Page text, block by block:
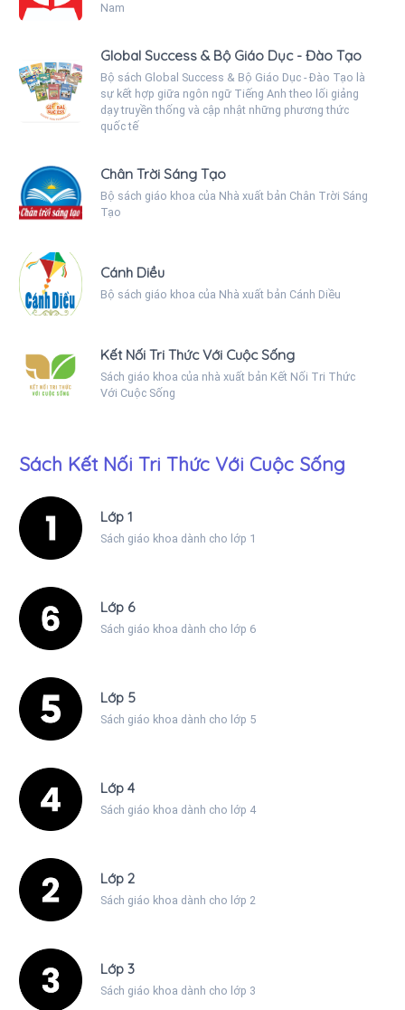
Nam
Global Success & Bộ Giáo Dục - Đào Tạo
Bộ sách Global Success & Bộ Giáo Dục - Đào Tạo là
sự kết hợp giữa ngôn ngữ Tiếng Anh theo lối giảng
dạy truyền thống và cập nhật những phương thức
quốc tế
Chân Trời Sáng Tạo
Bộ sách giáo khoa của Nhà xuất bản Chân Trời Sáng
Tạo
Cánh Diều
Bộ sách giáo khoa của Nhà xuất bản Cánh Diều
Kết Nối Tri Thức Với Cuộc Sống
Sách giáo khoa của nhà xuất bản Kết Nối Tri Thức
Với Cuộc Sống
Sách Kết Nối Tri Thức Với Cuộc Sống
Lớp 1
Sách giáo khoa dành cho lớp 1
Lớp 6
Sách giáo khoa dành cho lớp 6
Lớp 5
Sách giáo khoa dành cho lớp 5
Lớp 4
Sách giáo khoa dành cho lớp 4
Lớp 2
Sách giáo khoa dành cho lớp 2
Lớp 3
Sách giáo khoa dành cho lớp 3